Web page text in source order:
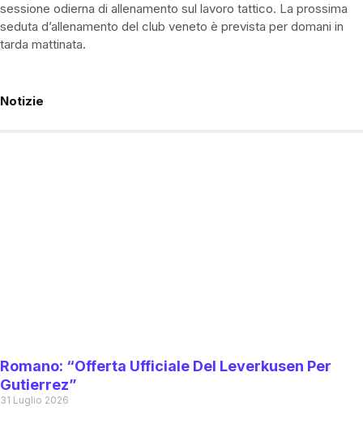
sessione odierna di allenamento sul lavoro tattico. La prossima
seduta d’allenamento del club veneto è prevista per domani in
tarda mattinata.
Notizie
Romano: “Offerta Ufficiale Del Leverkusen Per
Gutierrez”
31 Luglio 2026